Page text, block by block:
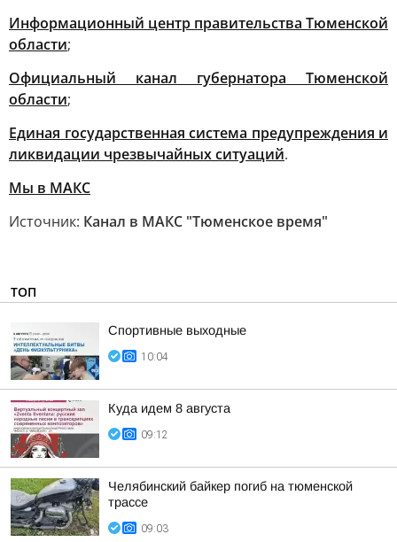
Информационный центр правительства Тюменской
области;
Официальный канал губернатора Тюменской
области;
Единая государственная система предупреждения и
ликвидации чрезвычайных ситуаций.
Мы в MAКС
Источник: Канал в МАКС "Тюменское время"
ТОП
Спортивные выходные
10:04
Куда идем 8 августа
09:12
Челябинский байкер погиб на тюменской
трассе
09:03